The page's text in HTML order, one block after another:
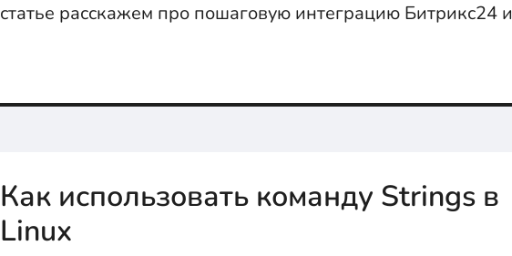
статье расскажем про пошаговую интеграцию Битрикс24 и
Как использовать команду Strings в
Linux